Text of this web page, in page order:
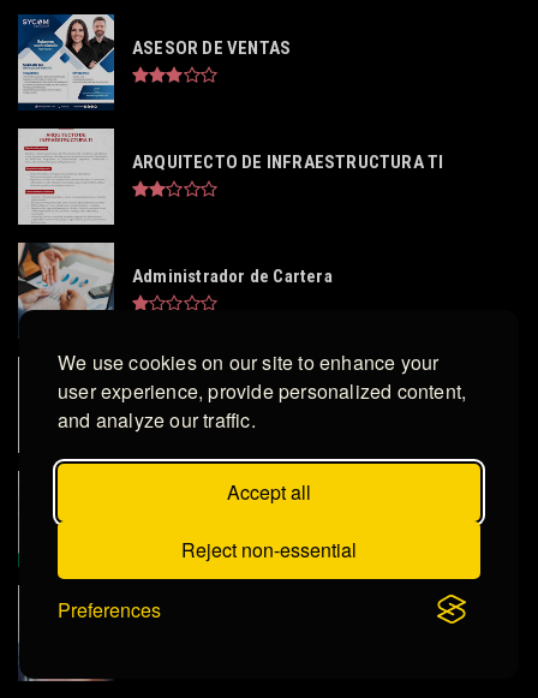
We use cookies on our site to enhance your
user experience, provide personalized content,
and analyze our traffic.
Accept all
Reject non-essential
Preferences
ASESOR DE VENTAS
ARQUITECTO DE INFRAESTRUCTURA TI
Administrador de Cartera
DIGITADOR COMERCIAL
LICENCIADO EN RECURSOS HUMANOS
Asistente de Recursos Humanos - SAN PEDRO